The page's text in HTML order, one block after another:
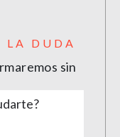
LA DUDA
sin